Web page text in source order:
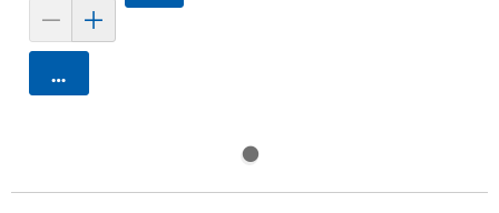
카트에 담기